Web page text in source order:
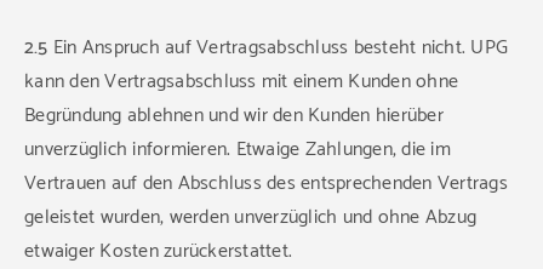
2.5 Ein Anspruch auf Vertragsabschluss besteht nicht. UPG
kann den Vertragsabschluss mit einem Kunden ohne
Begründung ablehnen und wir den Kunden hierüber
unverzüglich informieren. Etwaige Zahlungen, die im
Vertrauen auf den Abschluss des entsprechenden Vertrags
geleistet wurden, werden unverzüglich und ohne Abzug
etwaiger Kosten zurückerstattet.